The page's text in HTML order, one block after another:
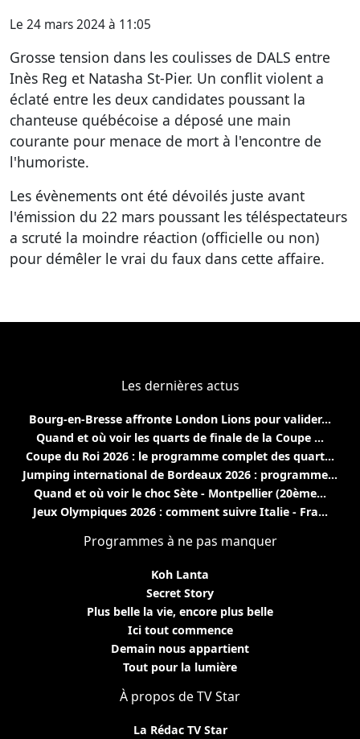
Le 24 mars 2024 à 11:05
Grosse tension dans les coulisses de DALS entre
Inès Reg et Natasha St-Pier. Un conflit violent a
éclaté entre les deux candidates poussant la
chanteuse québécoise a déposé une main
courante pour menace de mort à l'encontre de
l'humoriste.
Les évènements ont été dévoilés juste avant
l'émission du 22 mars poussant les téléspectateurs
a scruté la moindre réaction (officielle ou non)
pour démêler le vrai du faux dans cette affaire.
Les dernières actus
Bourg-en-Bresse affronte London Lions pour valider...
Quand et où voir les quarts de finale de la Coupe ...
Coupe du Roi 2026 : le programme complet des quart...
Jumping international de Bordeaux 2026 : programme...
Quand et où voir le choc Sète - Montpellier (20ème...
Jeux Olympiques 2026 : comment suivre Italie - Fra...
Programmes à ne pas manquer
Koh Lanta
Secret Story
Plus belle la vie, encore plus belle
Ici tout commence
Demain nous appartient
Tout pour la lumière
À propos de TV Star
La Rédac TV Star